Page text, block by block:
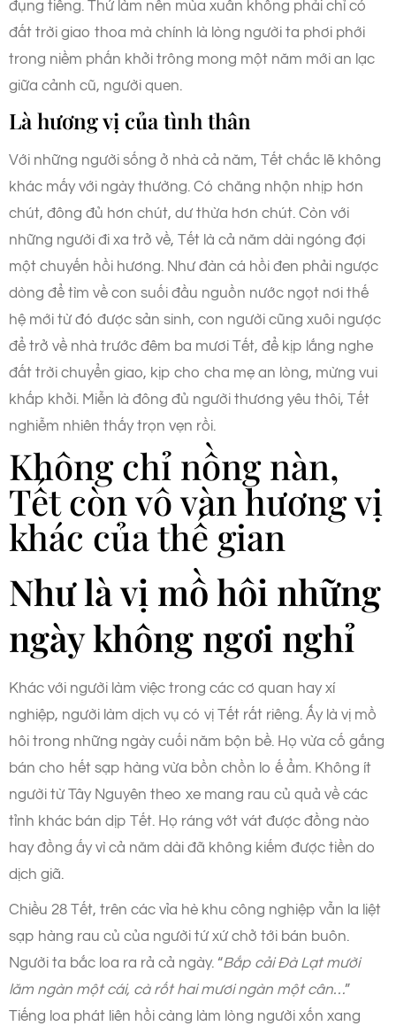
đụng tiếng. Thứ làm nên mùa xuân không phải chỉ có
đất trời giao thoa mà chính là lòng người ta phơi phới
trong niềm phấn khởi trông mong một năm mới an lạc
giữa cảnh cũ, người quen.
Là hương vị của tình thân
Với những người sống ở nhà cả năm, Tết chắc lẽ không
khác mấy với ngày thường. Có chăng nhộn nhịp hơn
chút, đông đủ hơn chút, dư thừa hơn chút. Còn với
những người đi xa trở về, Tết là cả năm dài ngóng đợi
một chuyến hồi hương. Như đàn cá hồi đen phải ngược
dòng để tìm về con suối đầu nguồn nước ngọt nơi thế
hệ mới từ đó được sản sinh, con người cũng xuôi ngược
để trở về nhà trước đêm ba mươi Tết, để kịp lắng nghe
đất trời chuyển giao, kịp cho cha mẹ an lòng, mừng vui
khấp khởi. Miễn là đông đủ người thương yêu thôi, Tết
nghiễm nhiên thấy trọn vẹn rồi.
Không chỉ nồng nàn,
Tết còn vô vàn hương vị
khác của thế gian
Như là vị mồ hôi những
ngày không ngơi nghỉ
Khác với người làm việc trong các cơ quan hay xí
nghiệp, người làm dịch vụ có vị Tết rất riêng. Ấy là vị mồ
hôi trong những ngày cuối năm bộn bề. Họ vừa cố gắng
bán cho hết sạp hàng vừa bồn chồn lo ế ẩm. Không ít
người từ Tây Nguyên theo xe mang rau củ quả về các
tỉnh khác bán dịp Tết. Họ ráng vớt vát được đồng nào
hay đồng ấy vì cả năm dài đã không kiếm được tiền do
dịch giã.
Chiều 28 Tết, trên các vỉa hè khu công nghiệp vẫn la liệt
sạp hàng rau củ của người tứ xứ chở tới bán buôn.
Người ta bắc loa ra rả cả ngày. “Bắp cải Đà Lạt mười
lăm ngàn một cái, cà rốt hai mươi ngàn một cân…”
Tiếng loa phát liên hồi càng làm lòng người xốn xang